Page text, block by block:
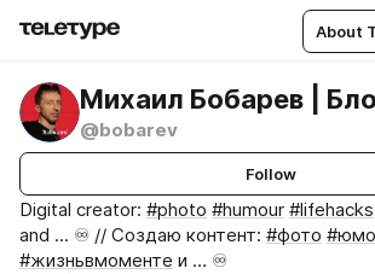
About
Михаил Бобарев |
@bobarev
Follow
Digital creator: #photo #humour #lifehacks
and ... ♾️ // Создаю контент: #фото
#жизньвмоменте и … ♾️